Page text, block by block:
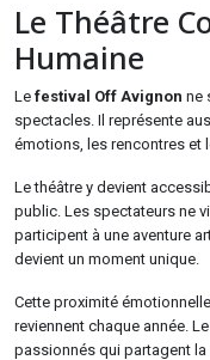
Le Théâtre
Humaine
Le festival Off Avignon ne
spectacles. Il représente
émotions, les rencontres et
Le théâtre y devient
public. Les spectateurs ne
participent à une aventure
devient un moment unique.
Cette proximité
reviennent chaque année.
passionnés qui partagent